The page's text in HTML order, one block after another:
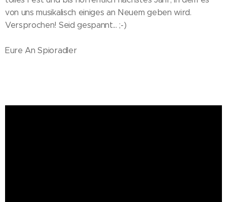
von uns musikalisch einiges an Neuem geben wird.
Versprochen! Seid gespannt... ;-)
Eure An Spioradler